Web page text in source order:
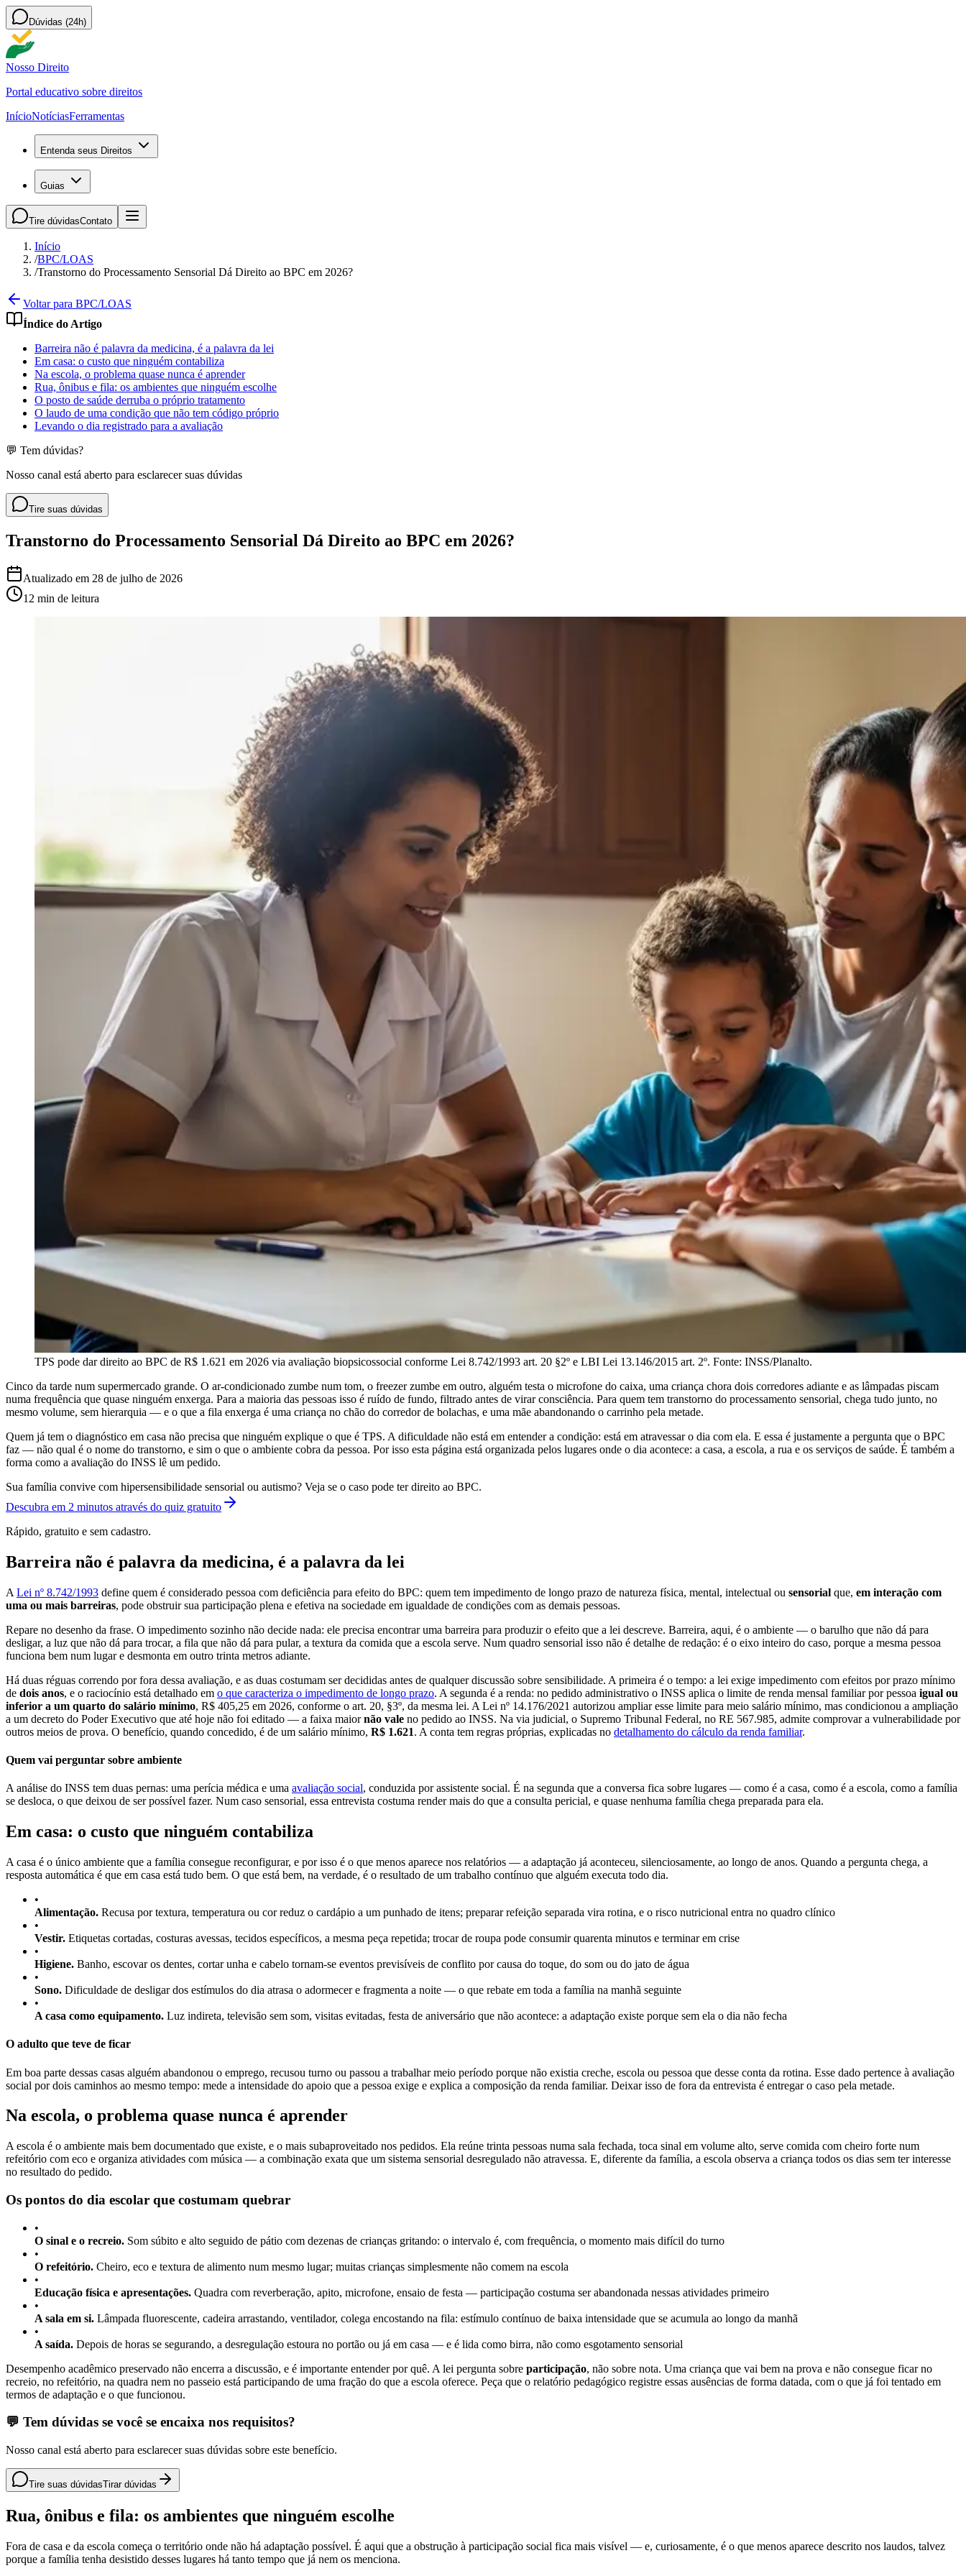
Dúvidas (24h)
Nosso Direito
Portal educativo sobre direitos
InícioNotíciasFerramentas
Entenda seus Direitos
Guias
Tire dúvidasContato
Início
/BPC/LOAS
/Transtorno do Processamento Sensorial Dá Direito ao BPC em 2026?
Voltar para BPC/LOAS
Índice do Artigo
Barreira não é palavra da medicina, é a palavra da lei
Em casa: o custo que ninguém contabiliza
Na escola, o problema quase nunca é aprender
Rua, ônibus e fila: os ambientes que ninguém escolhe
O posto de saúde derruba o próprio tratamento
O laudo de uma condição que não tem código próprio
Levando o dia registrado para a avaliação
💬 Tem dúvidas?
Nosso canal está aberto para esclarecer suas dúvidas
Tire suas dúvidas
Transtorno do Processamento Sensorial Dá Direito ao BPC em 2026?
Atualizado em 28 de julho de 2026
12 min de leitura
TPS pode dar direito ao BPC de R$ 1.621 em 2026 via avaliação biopsicossocial conforme Lei 8.742/1993 art. 20 §2º e LBI Lei 13.146/2015 art. 2º. Fonte: INSS/Planalto.
Cinco da tarde num supermercado grande. O ar-condicionado zumbe num tom, o freezer zumbe em outro, alguém testa o microfone do caixa, uma criança chora dois corredores adiante e as lâmpadas piscam
numa frequência que quase ninguém enxerga. Para a maioria das pessoas isso é ruído de fundo, filtrado antes de virar consciência. Para quem tem transtorno do processamento sensorial, chega tudo junto, no
mesmo volume, sem hierarquia — e o que a fila enxerga é uma criança no chão do corredor de bolachas, e uma mãe abandonando o carrinho pela metade.
Quem já tem o diagnóstico em casa não precisa que ninguém explique o que é TPS. A dificuldade não está em entender a condição: está em atravessar o dia com ela. E essa é justamente a pergunta que o BPC
faz — não qual é o nome do transtorno, e sim o que o ambiente cobra da pessoa. Por isso esta página está organizada pelos lugares onde o dia acontece: a casa, a escola, a rua e os serviços de saúde. É também a
forma como a avaliação do INSS lê um pedido.
Sua família convive com hipersensibilidade sensorial ou autismo? Veja se o caso pode ter direito ao BPC.
Descubra em 2 minutos através do quiz gratuito
Rápido, gratuito e sem cadastro.
Barreira não é palavra da medicina, é a palavra da lei
A Lei nº 8.742/1993 define quem é considerado pessoa com deficiência para efeito do BPC: quem tem impedimento de longo prazo de natureza física, mental, intelectual ou sensorial que, em interação com
uma ou mais barreiras, pode obstruir sua participação plena e efetiva na sociedade em igualdade de condições com as demais pessoas.
Repare no desenho da frase. O impedimento sozinho não decide nada: ele precisa encontrar uma barreira para produzir o efeito que a lei descreve. Barreira, aqui, é o ambiente — o barulho que não dá para
desligar, a luz que não dá para trocar, a fila que não dá para pular, a textura da comida que a escola serve. Num quadro sensorial isso não é detalhe de redação: é o eixo inteiro do caso, porque a mesma pessoa
funciona bem num lugar e desmonta em outro trinta metros adiante.
Há duas réguas correndo por fora dessa avaliação, e as duas costumam ser decididas antes de qualquer discussão sobre sensibilidade. A primeira é o tempo: a lei exige impedimento com efeitos por prazo mínimo
de dois anos, e o raciocínio está detalhado em o que caracteriza o impedimento de longo prazo. A segunda é a renda: no pedido administrativo o INSS aplica o limite de renda mensal familiar por pessoa igual ou
inferior a um quarto do salário mínimo, R$ 405,25 em 2026, conforme o art. 20, §3º, da mesma lei. A Lei nº 14.176/2021 autorizou ampliar esse limite para meio salário mínimo, mas condicionou a ampliação
a um decreto do Poder Executivo que até hoje não foi editado — a faixa maiornão vale no pedido ao INSS. Na via judicial, o Supremo Tribunal Federal, no RE 567.985, admite comprovar a vulnerabilidade por
outros meios de prova. O benefício, quando concedido, é de um salário mínimo, R$ 1.621. A conta tem regras próprias, explicadas no detalhamento do cálculo da renda familiar.
Quem vai perguntar sobre ambiente
A análise do INSS tem duas pernas: uma perícia médica e uma avaliação social, conduzida por assistente social. É na segunda que a conversa fica sobre lugares — como é a casa, como é a escola, como a família
se desloca, o que deixou de ser possível fazer. Num caso sensorial, essa entrevista costuma render mais do que a consulta pericial, e quase nenhuma família chega preparada para ela.
Em casa: o custo que ninguém contabiliza
A casa é o único ambiente que a família consegue reconfigurar, e por isso é o que menos aparece nos relatórios — a adaptação já aconteceu, silenciosamente, ao longo de anos. Quando a pergunta chega, a
resposta automática é que em casa está tudo bem. O que está bem, na verdade, é o resultado de um trabalho contínuo que alguém executa todo dia.
•
Alimentação. Recusa por textura, temperatura ou cor reduz o cardápio a um punhado de itens; preparar refeição separada vira rotina, e o risco nutricional entra no quadro clínico
•
Vestir. Etiquetas cortadas, costuras avessas, tecidos específicos, a mesma peça repetida; trocar de roupa pode consumir quarenta minutos e terminar em crise
•
Higiene. Banho, escovar os dentes, cortar unha e cabelo tornam-se eventos previsíveis de conflito por causa do toque, do som ou do jato de água
•
Sono. Dificuldade de desligar dos estímulos do dia atrasa o adormecer e fragmenta a noite — o que rebate em toda a família na manhã seguinte
•
A casa como equipamento. Luz indireta, televisão sem som, visitas evitadas, festa de aniversário que não acontece: a adaptação existe porque sem ela o dia não fecha
O adulto que teve de ficar
Em boa parte dessas casas alguém abandonou o emprego, recusou turno ou passou a trabalhar meio período porque não existia creche, escola ou pessoa que desse conta da rotina. Esse dado pertence à avaliação
social por dois caminhos ao mesmo tempo: mede a intensidade do apoio que a pessoa exige e explica a composição da renda familiar. Deixar isso de fora da entrevista é entregar o caso pela metade.
Na escola, o problema quase nunca é aprender
A escola é o ambiente mais bem documentado que existe, e o mais subaproveitado nos pedidos. Ela reúne trinta pessoas numa sala fechada, toca sinal em volume alto, serve comida com cheiro forte num
refeitório com eco e organiza atividades com música — a combinação exata que um sistema sensorial desregulado não atravessa. E, diferente da família, a escola observa a criança todos os dias sem ter interesse
no resultado do pedido.
Os pontos do dia escolar que costumam quebrar
•
O sinal e o recreio. Som súbito e alto seguido de pátio com dezenas de crianças gritando: o intervalo é, com frequência, o momento mais difícil do turno
•
O refeitório. Cheiro, eco e textura de alimento num mesmo lugar; muitas crianças simplesmente não comem na escola
•
Educação física e apresentações. Quadra com reverberação, apito, microfone, ensaio de festa — participação costuma ser abandonada nessas atividades primeiro
•
A sala em si. Lâmpada fluorescente, cadeira arrastando, ventilador, colega encostando na fila: estímulo contínuo de baixa intensidade que se acumula ao longo da manhã
•
A saída. Depois de horas se segurando, a desregulação estoura no portão ou já em casa — e é lida como birra, não como esgotamento sensorial
Desempenho acadêmico preservado não encerra a discussão, e é importante entender por quê. A lei pergunta sobre participação, não sobre nota. Uma criança que vai bem na prova e não consegue ficar no
recreio, no refeitório, na quadra nem no passeio está participando de uma fração do que a escola oferece. Peça que o relatório pedagógico registre essas ausências de forma datada, com o que já foi tentado em
termos de adaptação e o que funcionou.
💬 Tem dúvidas se você se encaixa nos requisitos?
Nosso canal está aberto para esclarecer suas dúvidas sobre este benefício.
Tire suas dúvidasTirar dúvidas
Rua, ônibus e fila: os ambientes que ninguém escolhe
Fora de casa e da escola começa o território onde não há adaptação possível. É aqui que a obstrução à participação social fica mais visível — e, curiosamente, é o que menos aparece descrito nos laudos, talvez
porque a família tenha desistido desses lugares há tanto tempo que já nem os menciona.